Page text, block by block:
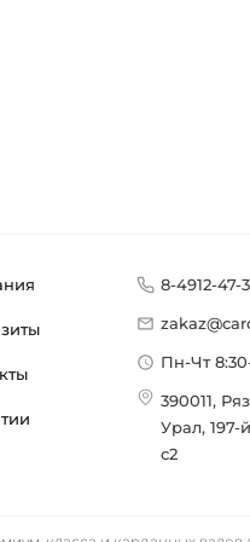
8-4912-47-
Пн-Чт
390011,
Урал, 197-
с2